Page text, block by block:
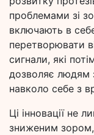
проблемами зі
включають в
перетворювати
сигнали, які
дозволяє людям
навколо себе з
Ці інновації не
зниженим зором,